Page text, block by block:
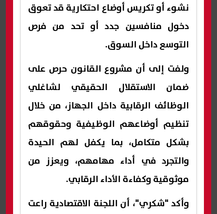
نشوء أو تكريس أوضاع احتكارية قد تعوق
دخول منافسين جدد أو تحد من فرص
التوسع داخل السوق.
ولفت إلى أن مشروع القانون حرص على
ضمان الاستقلال الحقيقي لشاغلي
الوظائف الرقابية داخل الجهاز، من خلال
تنظيم أوضاعهم الوظيفية وحقوقهم
بشكل متكامل، بما يكفل لهم الحيدة
والتجرد في أداء مهامهم، ويعزز من
موثوقية وكفاءة الأداء الرقابي.
وأكد "شكري"، أن اللجنة الاقتصادية راعت